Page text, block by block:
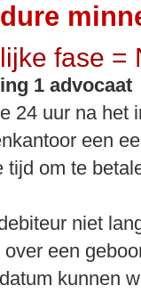
fase =
1 advocaat
24 uur na het
een
tijd om te
niet
een
kunnen